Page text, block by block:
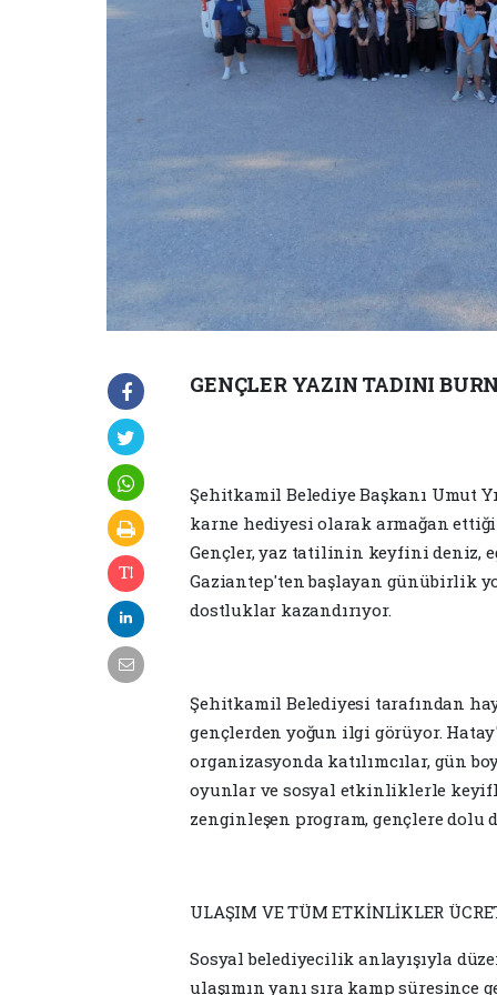
GENÇLER YAZIN TADINI
Şehitkamil Belediye Başkanı Umut
karne hediyesi olarak armağan ettiği
Gençler, yaz tatilinin keyfini deniz,
Gaziantep'ten başlayan günübirlik
dostluklar kazandırıyor.
Şehitkamil Belediyesi tarafından
gençlerden yoğun ilgi görüyor.
organizasyonda katılımcılar, gün
oyunlar ve sosyal etkinliklerle
zenginleşen program, gençlere dolu
ULAŞIM VE TÜM ETKİNLİKLER
Sosyal belediyecilik anlayışıyla
ulaşımın yanı sıra kamp